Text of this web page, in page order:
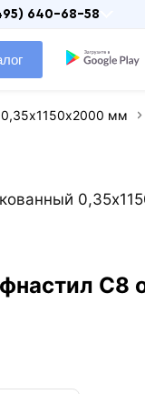
640-68-58
мм
С8